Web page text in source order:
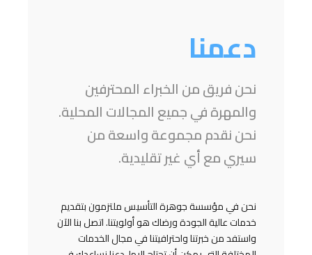
دعمنا
نحن فريق من الخبراء المحترفين
والمهرة في جميع المجالات المحلية.
نحن نقدم مجموعة واسعة من
سيري مع أي غير تقليدية.
نحن في مؤسسة جوهرة التأسيس ملتزمون بتقديم
خدمات عالية الجودة ورضاك هو أولويتنا. اتصل بنا الآن
واستفد من خبرتنا واحترافيتنا في مجال الخدمات